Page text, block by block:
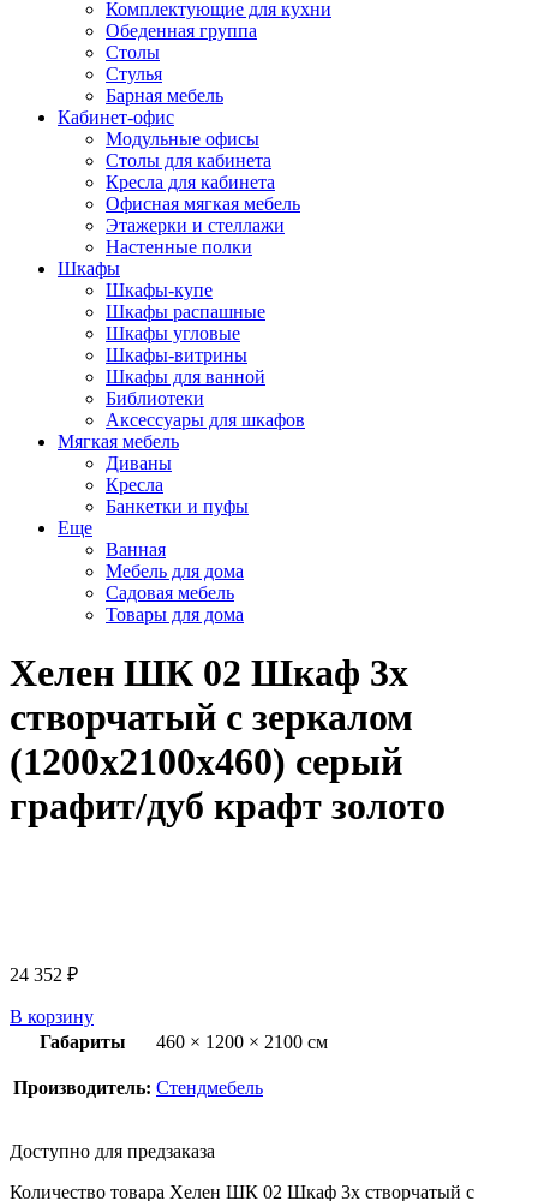
Комплектующие для кухни
Обеденная группа
Столы
Стулья
Барная мебель
Кабинет-офис
Модульные офисы
Столы для кабинета
Кресла для кабинета
Офисная мягкая мебель
Этажерки и стеллажи
Настенные полки
Шкафы
Шкафы-купе
Шкафы распашные
Шкафы угловые
Шкафы-витрины
Шкафы для ванной
Библиотеки
Аксессуары для шкафов
Мягкая мебель
Диваны
Кресла
Банкетки и пуфы
Еще
Ванная
Мебель для дома
Садовая мебель
Товары для дома
Хелен ШК 02 Шкаф 3х
створчатый с зеркалом
(1200х2100х460) серый
графит/дуб крафт золото
24 352 ₽
В корзину
Габариты
460 × 1200 × 2100 см
Производитель: Стендмебель
Доступно для предзаказа
Количество товара Хелен ШК 02 Шкаф 3х створчатый с